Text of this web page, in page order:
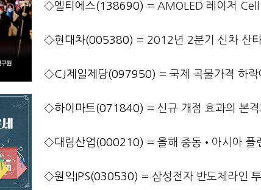
◇엘티에스(138690) = AMOLED 레이저
◇현대차(005380) = 2012년 2분기 신차 산
◇CJ제일제당(097950) = 국제 곡물가격 하
◇하이마트(071840) = 신규 개점 효과의 본
◇대림산업(000210) = 올해 중동•아시아 플
◇원익IPS(030530) = 삼성전자 반도체라인